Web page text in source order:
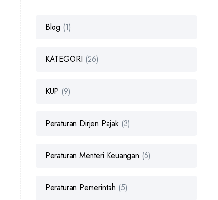
Blog (1)
KATEGORI (26)
KUP (9)
Peraturan Dirjen Pajak (3)
Peraturan Menteri Keuangan (6)
Peraturan Pemerintah (5)